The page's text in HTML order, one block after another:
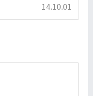
14.10.01